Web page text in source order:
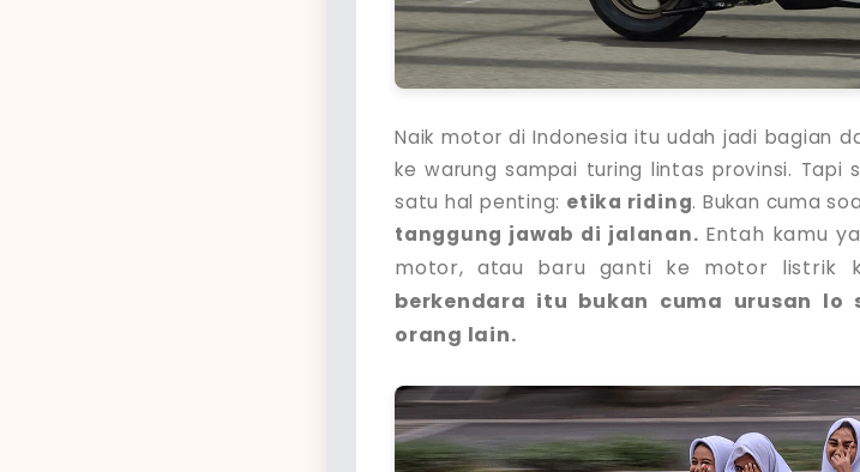
Naik motor di Indonesia itu udah jadi bagian
ke warung sampai turing lintas provinsi. Tapi
satu hal penting: etika riding. Bukan cuma
tanggung jawab di jalanan. Entah kamu
motor, atau baru ganti ke motor listrik
berkendara itu bukan cuma urusan lo
orang lain.